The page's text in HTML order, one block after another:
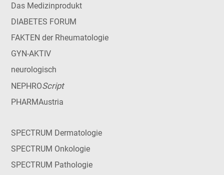
Das Medizinprodukt
DIABETES FORUM
FAKTEN der Rheumatologie
GYN-AKTIV
neurologisch
NEPHROScript
PHARMAustria
SPECTRUM Dermatologie
SPECTRUM Onkologie
SPECTRUM Pathologie